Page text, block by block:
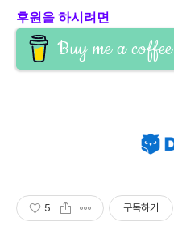
후원을 하시려면
Buy me a coffee
5 구독하기